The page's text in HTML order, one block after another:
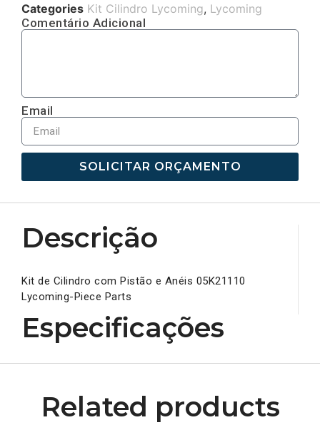
Categories Kit Cilindro Lycoming, Lycoming
Comentário Adicional
Email
SOLICITAR ORÇAMENTO
Descrição
Kit de Cilindro com Pistão e Anéis 05K21110
Lycoming-Piece Parts
Especificações
Related products